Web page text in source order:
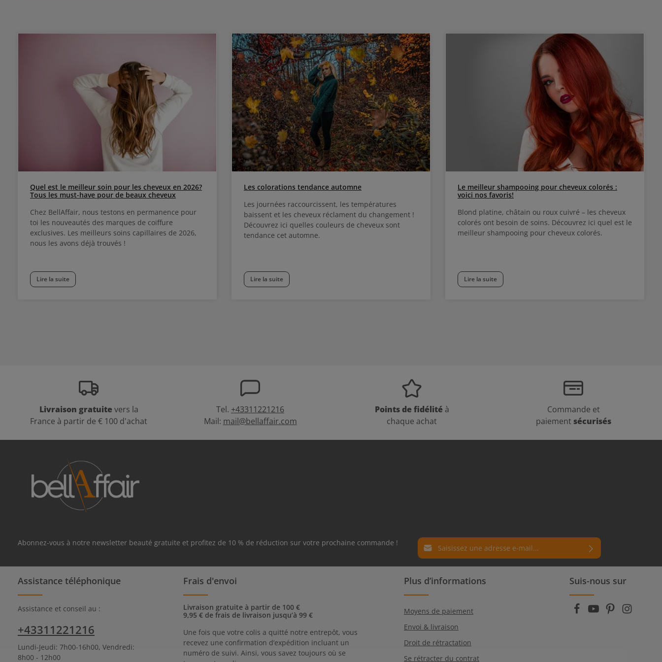
premiers résultats peuvent être visibles après
environ 4 semaines d'application régulière à la
racine des cheveux repoussés. Convient
également aux hommes. Conseil d'utilisation du
Sérum Initialiste de Kérastase Appliquer le
sérum goutte à goutte et de manière uniforme
sur le cuir chevelu et bien masser. Pour les
cheveux fins, appliquer deux fois par semaine,
respectivement 2 pipettes. Pour les cheveux
épais, appliquer 3-4 fois par semaine. Ne pas
rincer.
Quel est le meilleur soin pour les cheveux en 2026?
Tous les must-have pour de beaux cheveux
Chez BellAffair, nous testons en permanence pour
toi les nouveautés des marques de coiffure
exclusives. Les meilleurs soins capillaires de 2026,
nous les avons déjà trouvés !
Lire la suite
Les colorations tendance automne
Les journées raccourcissent, les températures
baissent et les cheveux réclament du changement !
Découvrez ici quelles couleurs de cheveux sont
tendance cet automne.
Lire la suite
Le meilleur shampooing pour cheveux colorés :
voici nos favoris!
Blond platine, châtain ou roux cuivré – les cheveux
colorés ont besoin de soins. Découvrez ici quel est le
meilleur shampooing pour cheveux colorés.
Lire la suite
Livraison gratuite vers la
France à partir de € 100 d'achat
Tel. +43311221216
Mail: mail@bellaffair.com
Points de fidélité à
chaque achat
Commande et
paiementsécurisés
Abonnez-vous à notre newsletter beauté gratuite et profitez de 10 % de réduction sur votre prochaine commande ! Adresse e-mail*
Politique de confidentialité
En sélectionnant Continuer, vous confirmez que vous
avez lu nos informations sur la
protection des données
conditions générales
Les champs marqués d'un astérisque (*) sont
obligatoires.
Assistance téléphonique
Assistance et conseil au :
+43311221216
Lundi-Jeudi: 7h00-16h00, Vendredi:
8h00 - 12h00
Frais d'envoi
Livraison gratuite à partir de 100 €
9,95 € de frais de livraison jusqu’à 99 €
Une fois que votre colis a quitté notre entrepôt, vous
recevez une confirmation d’expédition incluant un
numéro de suivi. Ainsi, vous savez toujours où se
Plus d’informations
Moyens de paiement
Envoi & livraison
Droit de rétractation
Se rétracter du contrat
Suis-nous sur